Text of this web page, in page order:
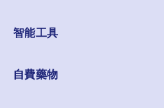
智能工具
自費藥物